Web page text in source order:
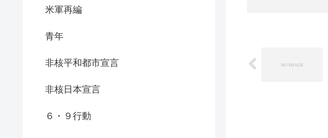
米軍再編
青年
非核平和都市宣言
非核日本宣言
６・９行動